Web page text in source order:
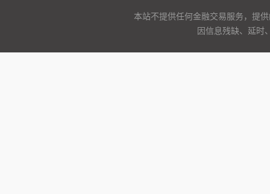
本站不提供任何金融交易服务，提
因信息残缺、延时